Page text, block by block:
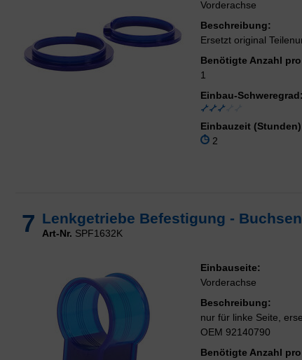
Vorderachse
Beschreibung:
Ersetzt original
Benötigte Anzahl
1
Einbau-Schweregrad:
Einbauzeit
2
7 Lenkgetriebe Befestigung - Buchsen
Art-Nr. SPF1632K
Einbauseite:
Vorderachse
Beschreibung:
nur für linke Seite,
OEM 92140790
Benötigte Anzahl